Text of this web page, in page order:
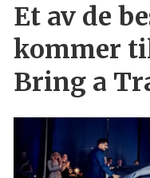
Et av de
kommer
Bring a